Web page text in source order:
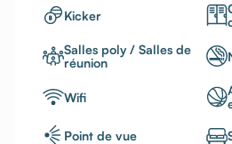
Kicker
Salles poly / Salles de
réunion
Wifi
Point de vue